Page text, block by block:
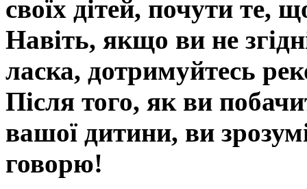
своїх дітей, почути те,
Навіть, якщо ви не
ласка, дотримуйтесь
Після того, як ви
вашої дитини, ви
говорю!